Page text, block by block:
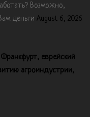
Возможно,
деньги August 6, 2026
еврейский
агроиндустрии,